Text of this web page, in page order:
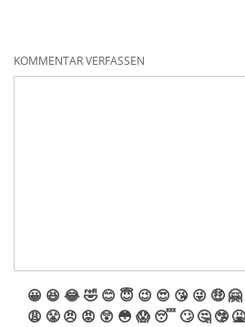
KOMMENTAR VERFASSEN
😀 😆 😂🤣 😊 😇 😉 😍 😘 😜 🤑 🤗
😩 😤 😠 😡 😲 😳 😱 😴 🙄 🤔 🤥 🤮